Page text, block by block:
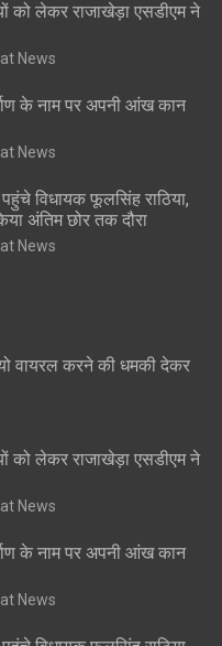
को लेकर राजाखेड़ा एसडीएम ने
News
के नाम पर अपनी आंख कान
News
विधायक फूलसिंह राठिया,
अंतिम छोर तक दौरा
News
वायरल करने की धमकी देकर
को लेकर राजाखेड़ा एसडीएम ने
News
के नाम पर अपनी आंख कान
News